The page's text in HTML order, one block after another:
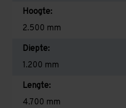
Hoogte:
2.500 mm
Diepte:
1.200 mm
Lengte:
4.700 mm